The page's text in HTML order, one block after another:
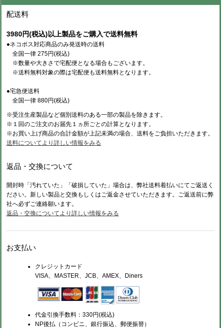
配送料
3980円(税込)以上製品をご購入で送料無料
●ネコポス対応商品のみ発送時の送料
全国一律 275円(税込)
※数量や大きさで宅配便となる場合もございます。
※送料無料対象の際は宅配便も送料無料となります。
●宅急便送料
全国一律 880円(税込)
※受注生産製品など個別送料のある一部の製品を除きます。
※１回のご注文のお届先１ヵ所ごとの計算となります。
※お買い上げ商品の合計金額が上記未満の場合、送料をご負担いただきます。
送料についてより詳しい情報をみる
返品・交換について
開封時「汚れていた」「破損していた」場合は、弊社送料着払いにてご返送く
ださい。新しい製品と交換もしくはご返金させていただきます。ご返送前に弊
社へ必ずご連絡願います。
返品・交換についてより詳しい情報をみる
お支払い
クレジットカード
VISA、MASTER、JCB、AMEX、Diners
代金引換手数料：330円(税込)
NP後払（コンビニ、銀行振込、郵便振替）